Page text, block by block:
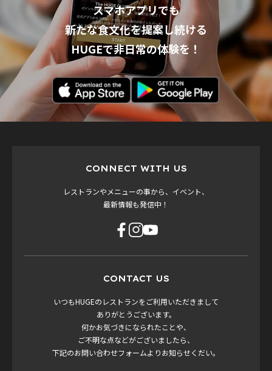
スマホアプリでも
新たな食文化を提案し続ける
HUGEで非日常の体験を！
CONNECT WITH US
レストランやメニューの事から、イベント、
最新情報も発信中！
CONTACT US
いつもHUGEのレストランをご利用いただきまして
ありがとうございます。
何かお気づきになられたことや、
ご不明な点などがございましたら、
下記のお問い合わせフォームよりお知らせくだい。